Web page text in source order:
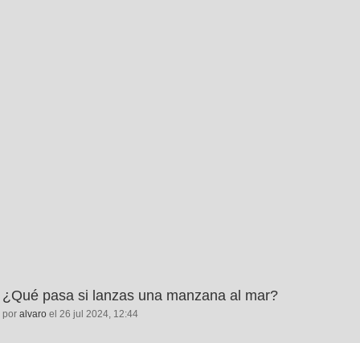
¿Qué pasa si lanzas una manzana al mar?
por alvaro el 26 jul 2024, 12:44